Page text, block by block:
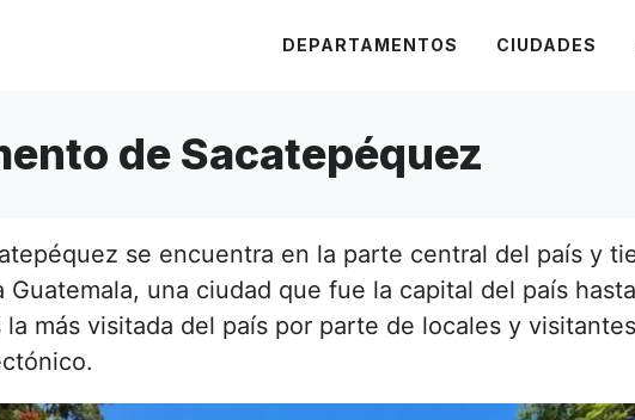
DEPARTAMENTOS CIUDADES
de Sacatepéquez
se encuentra en la parte central del país y
una ciudad que fue la capital del país
la más visitada del país por parte de locales y